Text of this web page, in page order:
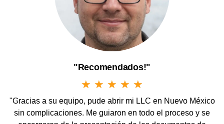
★ ★ ★ ★ ★
"Gracias a su equipo, pude abrir mi LLC en Nuevo México
sin complicaciones. Me guiaron en todo el proceso y se
encargaron de la presentación de los documentos de
manera rápida y eficiente. Su atención al detalle y
recomendados!"
- Jose - Diseñador Gráfico